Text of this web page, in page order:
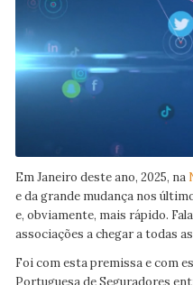
Em Janeiro deste ano, 2025, na
e da grande mudança nos
e, obviamente, mais rápido.
associações a chegar a todas
Foi com esta premissa e com
Portuguesa de Seguradores